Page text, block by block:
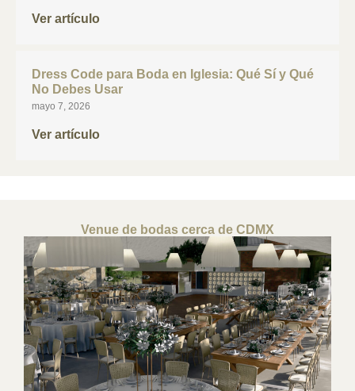
Ver artículo
Dress Code para Boda en Iglesia: Qué Sí y Qué
No Debes Usar
mayo 7, 2026
Ver artículo
Venue de bodas cerca de CDMX